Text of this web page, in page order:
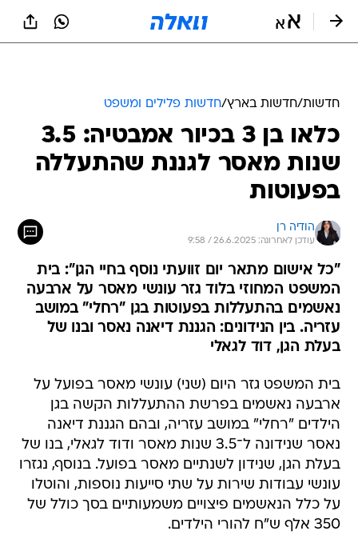
חדשות/חדשות בארץ/חדשות פלילים ומשפט
כלאו בן 3 בכיור אמבטיה: 3.5
שנות מאסר לגננת שהתעללה
בפעוטות
הודיה רן
עודכן לאחרונה: 26.6.2025 / 9:58
"כל אישום מתאר יום זוועתי נוסף בחיי הגן": בית
המשפט המחוזי בלוד גזר עונשי מאסר על ארבעה
נאשמים בהתעללות בפעוטות בגן "רחלי" במושב
עזריה. בין הנידונים: הגננת דיאנה נאסר ובנו של
בעלת הגן, דוד לגאלי
בית המשפט גזר היום (שני) עונשי מאסר בפועל על
ארבעה נאשמים בפרשת ההתעללות הקשה בגן
הילדים "רחלי" במושב עזריה, ובהם הגננת דיאנה
נאסר שנידונה ל־3.5 שנות מאסר ודוד לגאלי, בנו של
בעלת הגן, שנידון לשנתיים מאסר בפועל. בנוסף, נגזרו
עונשי עבודות שירות על שתי סייעות נוספות, והוטלו
על כלל הנאשמים פיצויים משמעותיים בסך כולל של
350 אלף ש"ח להורי הילדים.